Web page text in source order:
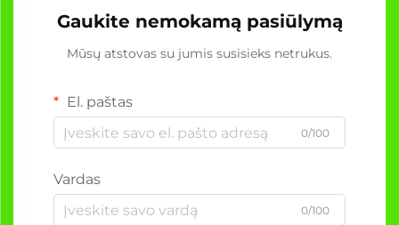
Gaukite nemokamą pasiūlymą
Mūsų atstovas su jumis susisieks netrukus.
El. paštas
0/100
Vardas
0/100